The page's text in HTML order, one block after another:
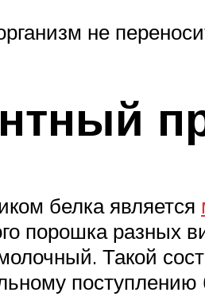
не
белка является
порошка разных
Такой
поступлению